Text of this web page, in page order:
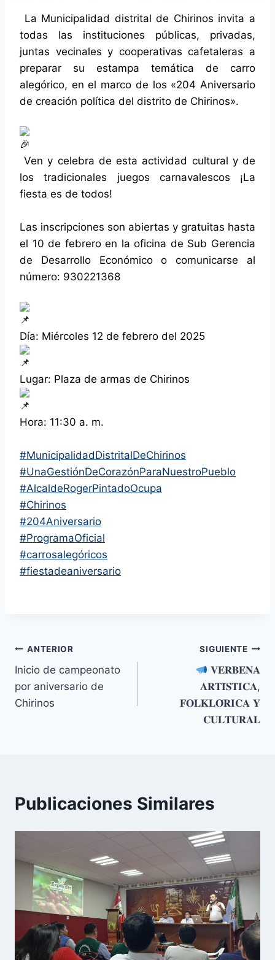
La Municipalidad distrital de Chirinos invita a
todas las instituciones públicas, privadas,
juntas vecinales y cooperativas cafetaleras a
preparar su estampa temática de carro
alegórico, en el marco de los «204 Aniversario
de creación política del distrito de Chirinos».
Ven y celebra de esta actividad cultural y de
los tradicionales juegos carnavalescos ¡La
fiesta es de todos!
Las inscripciones son abiertas y gratuitas hasta
el 10 de febrero en la oficina de Sub Gerencia
de Desarrollo Económico o comunicarse al
número: 930221368
Día: Miércoles 12 de febrero del 2025
Lugar: Plaza de armas de Chirinos
Hora: 11:30 a. m.
#MunicipalidadDistritalDeChirinos
#UnaGestiónDeCorazónParaNuestroPueblo
#AlcaldeRogerPintadoOcupa
#Chirinos
#204Aniversario
#ProgramaOficial
#carrosalegóricos
#fiestadeaniversario
Navegación
de
entradas
ANTERIOR
Inicio de campeonato
por aniversario de
Chirinos
SIGUIENTE
𝐕𝐄𝐑𝐁𝐄𝐍𝐀
𝐀𝐑𝐓𝐈́𝐒𝐓𝐈𝐂𝐀,
𝐅𝐎𝐋𝐊𝐋𝐎́𝐑𝐈𝐂𝐀 𝐘
𝐂𝐔𝐋𝐓𝐔𝐑𝐀𝐋
Publicaciones Similares